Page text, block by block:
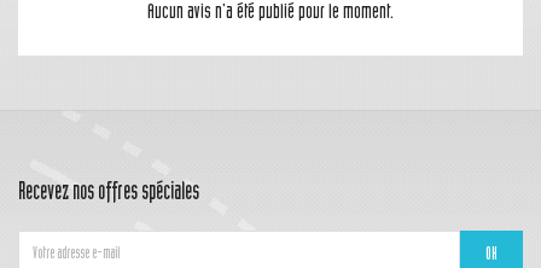
Aucun avis n'a été publié pour le moment.
Recevez nos offres spéciales